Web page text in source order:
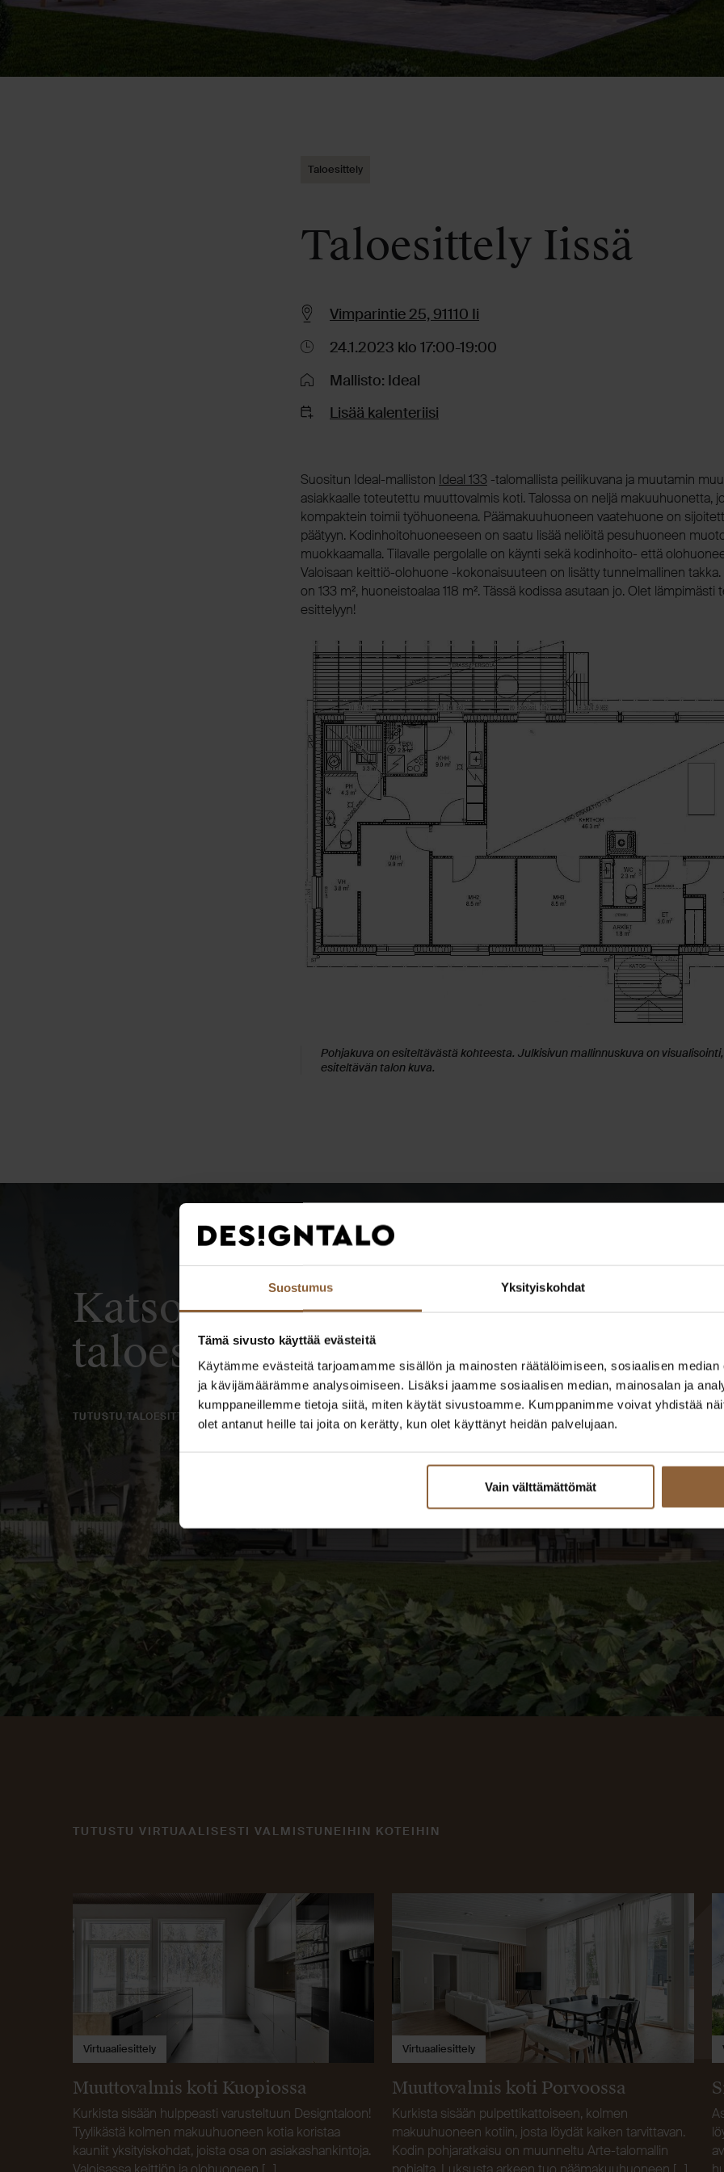
Suostumus Yksityiskohdat
Tämä sivusto käyttää evästeitä
Käytämme evästeitä tarjoamamme sisällön ja mainosten räätälöimiseen, sosiaalisen
ja kävijämäärämme analysoimiseen. Lisäksi jaamme sosiaalisen median, mainosalan ja
kumppaneillemme tietoja siitä, miten käytät sivustoamme. Kumppanimme voivat yhdistää
olet antanut heille tai joita on kerätty, kun olet käyttänyt heidän palvelujaan.
Vain välttämättömät
Taloesittely
Taloesittely Iissä
Vimparintie 25, 91110 Ii
24.1.2023 klo 17:00-19:00
Mallisto: Ideal
Lisää kalenteriisi
Suositun Ideal-malliston Ideal 133 -talomallista peilikuvana ja muutamin
asiakkaalle toteutettu muuttovalmis koti. Talossa on neljä makuuhuonetta,
kompaktein toimii työhuoneena. Päämakuuhuoneen vaatehuone on
päätyyn. Kodinhoitohuoneeseen on saatu lisää neliöitä pesuhuoneen
muokkaamalla. Tilavalle pergolalle on käynti sekä kodinhoito- että
Valoisaan keittiö-olohuone -kokonaisuuteen on lisätty tunnelmallinen takka.
on 133 m², huoneistoalaa 118 m². Tässä kodissa asutaan jo. Olet lämpimästi
esittelyyn!
Pohjakuva on esiteltävästä kohteesta. Julkisivun mallinnuskuva on
esiteltävän talon kuva.
Katso kaikki tulevat
taloesittelyt
TUTUSTU TALOESITTELYIHIN
TUTUSTU VIRTUAALISESTI VALMISTUNEIHIN KOTEIHIN
Virtuaaliesittely
Muuttovalmis koti Kuopiossa
Kurkista sisään hulppeasti varusteltuun Designtaloon!
Tyylikästä kolmen makuuhuoneen kotia koristaa
kauniit yksityiskohdat, joista osa on asiakashankintoja.
Virtuaaliesittely
Muuttovalmis koti Porvoossa
Kurkista sisään pulpettikattoiseen, kolmen
makuuhuoneen kotiin, josta löydät kaiken tarvittavan.
Kodin pohjaratkaisu on muunneltu Arte-talomallin